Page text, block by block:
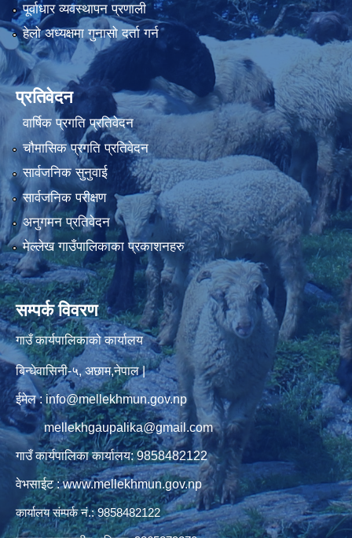
पूर्वाधार व्यवस्थापन प्रणाली
हेलो अध्यक्षमा गुनासो दर्ता गर्न
प्रतिवेदन
वार्षिक प्रगति प्रतिवेदन
चौमासिक प्रगति प्रतिवेदन
सार्वजनिक सुनुवाई
सार्वजनिक परीक्षण
अनुगमन प्रतिवेदन
मेल्लेख गाउँपालिकाका प्रकाशनहरु
सम्पर्क विवरण
गाउँ कार्यपालिकाको कार्यालय
बिन्धेवासिनी-५, अछाम,नेपाल |
ईमेल : info@mellekhmun.gov.np
mellekhgaupalika@gmail.com
गाउँ कार्यपालिका कार्यालय: 9858482122
वेभसाईट : www.mellekhmun.gov.np
कार्यालय संम्पर्क नं.: 9858482122